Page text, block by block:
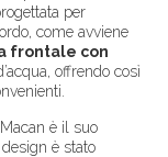
per
come avviene
frontale con
offrendo così
è il suo
è stato